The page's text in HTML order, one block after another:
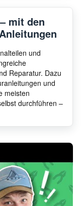
mit den
und
Reparatur. Dazu
und
meisten
durchführen –